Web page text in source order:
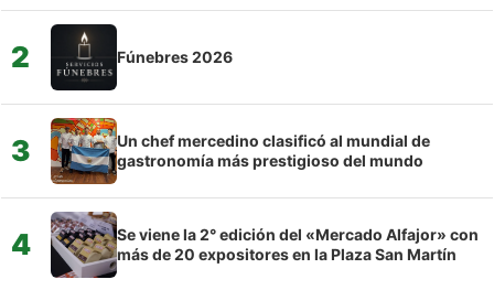
2 Fúnebres 2026
3
Un chef mercedino clasificó al mundial de
gastronomía más prestigioso del mundo
4
Se viene la 2° edición del «Mercado Alfajor» con
más de 20 expositores en la Plaza San Martín